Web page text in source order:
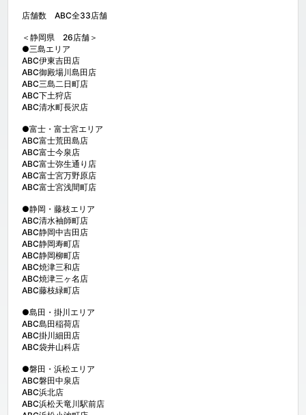
店舗数　ABC全33店舗
＜静岡県　26店舗＞
●三島エリア
ABC伊東吉田店
ABC御殿場川島田店
ABC三島二日町店
ABC下土狩店
ABC清水町長沢店
●富士・富士宮エリア
ABC富士荒田島店
ABC富士今泉店
ABC富士弥生通り店
ABC富士宮万野原店
ABC富士宮浅間町店
●静岡・藤枝エリア
ABC清水袖師町店
ABC静岡中吉田店
ABC静岡寿町店
ABC静岡柳町店
ABC焼津三和店
ABC焼津三ヶ名店
ABC藤枝緑町店
●島田・掛川エリア
ABC島田稲荷店
ABC掛川細田店
ABC袋井山科店
●磐田・浜松エリア
ABC磐田中泉店
ABC浜北店
ABC浜松天竜川駅前店